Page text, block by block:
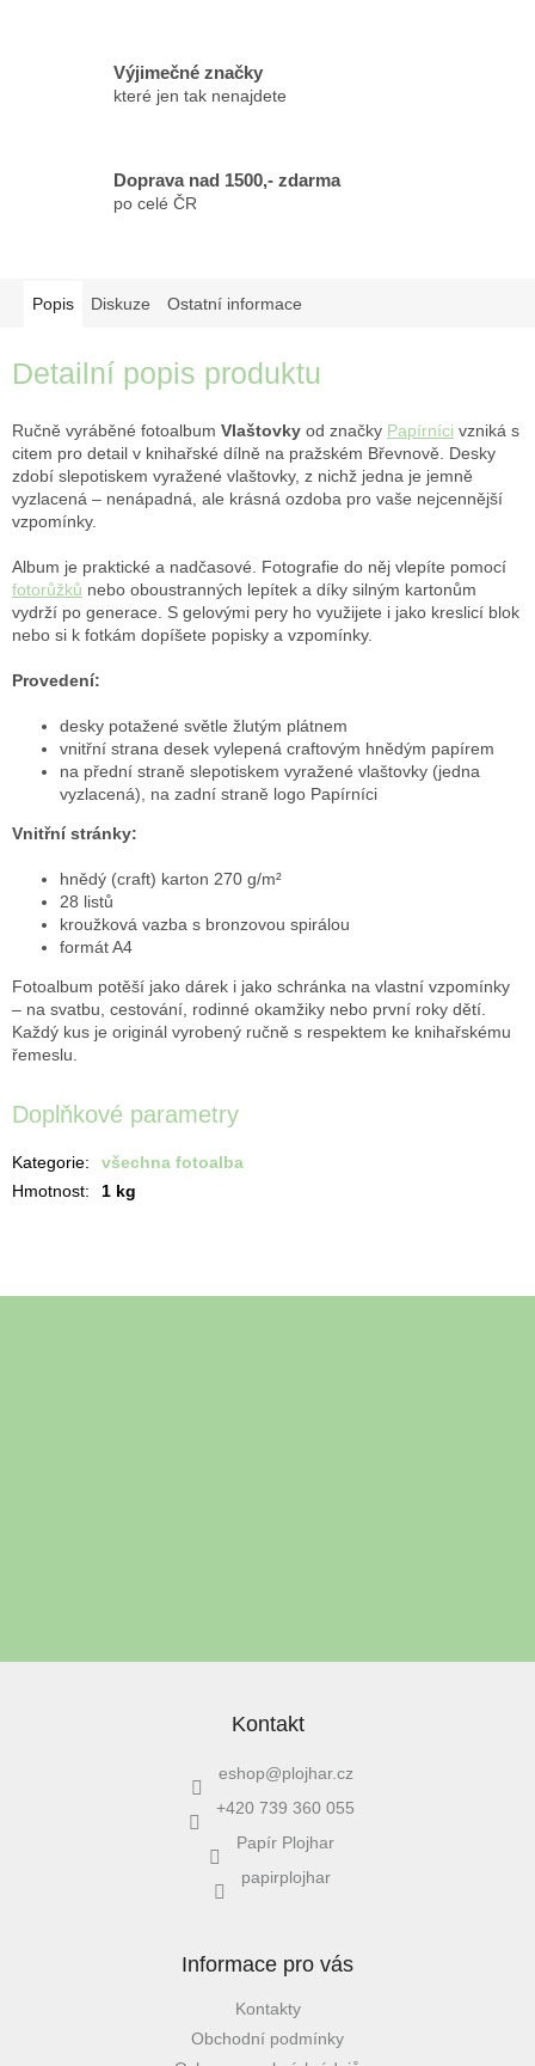
Výjimečné značky
které jen tak nenajdete
Doprava nad 1500,- zdarma
po celé ČR
Popis Diskuze Ostatní informace
Detailní popis produktu
Ručně vyráběné fotoalbum Vlaštovky od značky Papírníci vzniká s
citem pro detail v knihařské dílně na pražském Břevnově. Desky
zdobí slepotiskem vyražené vlaštovky, z nichž jedna je jemně
vyzlacená – nenápadná, ale krásná ozdoba pro vaše nejcennější
vzpomínky.
Album je praktické a nadčasové. Fotografie do něj vlepíte pomocí
fotorůžků nebo oboustranných lepítek a díky silným kartonům
vydrží po generace. S gelovými pery ho využijete i jako kreslicí blok
nebo si k fotkám dopíšete popisky a vzpomínky.
Provedení:
desky potažené světle žlutým plátnem
vnitřní strana desek vylepená craftovým hnědým papírem
na přední straně slepotiskem vyražené vlaštovky (jedna
vyzlacená), na zadní straně logo Papírníci
Vnitřní stránky:
hnědý (craft) karton 270 g/m²
28 listů
kroužková vazba s bronzovou spirálou
formát A4
Fotoalbum potěší jako dárek i jako schránka na vlastní vzpomínky
– na svatbu, cestování, rodinné okamžiky nebo první roky dětí.
Každý kus je originál vyrobený ručně s respektem ke knihařskému
řemeslu.
Doplňkové parametry
Kategorie:
všechna fotoalba
Hmotnost: 1 kg
Kontakt
eshop@plojhar.cz
+420 739 360 055
Papír Plojhar
papirplojhar
Informace pro vás
Kontakty
Obchodní podmínky